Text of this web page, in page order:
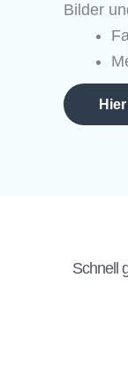
Bilder
Schnell